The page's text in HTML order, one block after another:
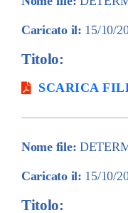
Caricato il: 15/10/
Titolo:
SCARICA
Nome file:
Caricato il: 15/10/
Titolo: